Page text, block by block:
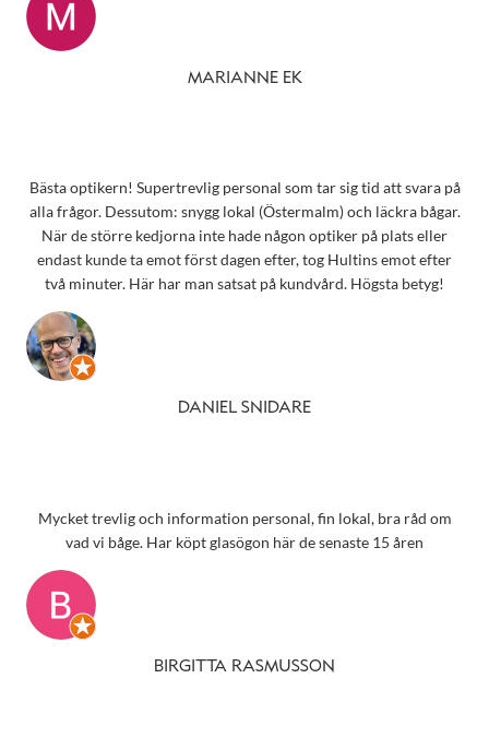
MARIANNE EK
Bästa optikern! Supertrevlig personal som tar sig tid att svara på
alla frågor. Dessutom: snygg lokal (Östermalm) och läckra bågar.
När de större kedjorna inte hade någon optiker på plats eller
endast kunde ta emot först dagen efter, tog Hultins emot efter
två minuter. Här har man satsat på kundvård. Högsta betyg!
DANIEL SNIDARE
Mycket trevlig och information personal, fin lokal, bra råd om
vad vi båge. Har köpt glasögon här de senaste 15 åren
BIRGITTA RASMUSSON